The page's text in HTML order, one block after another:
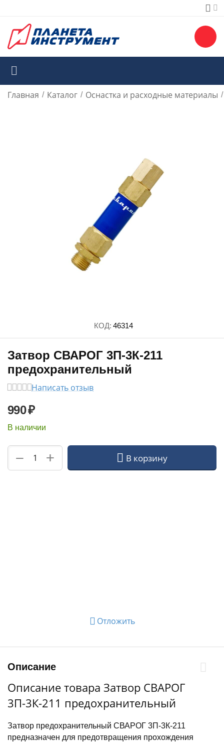
Главная / Каталог / Оснастка и расходные материалы /
КОД: 46314
Затвор СВАРОГ 3П-3К-211
предохранительный
Написать отзыв
990₽
В наличии
+
− В корзину
Отложить
Описание
Описание товара Затвор СВАРОГ
3П-3К-211 предохранительный
Затвор предохранительный СВАРОГ 3П-3К-211
предназначен для предотвращения прохождения